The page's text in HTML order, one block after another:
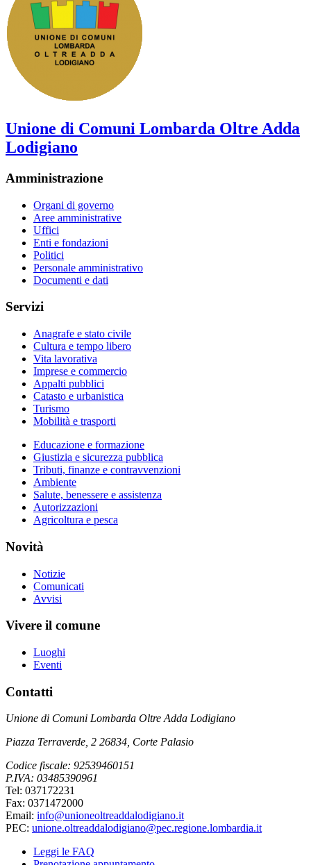
Unione di Comuni Lombarda Oltre Adda
Lodigiano
Amministrazione
Organi di governo
Aree amministrative
Uffici
Enti e fondazioni
Politici
Personale amministrativo
Documenti e dati
Servizi
Anagrafe e stato civile
Cultura e tempo libero
Vita lavorativa
Imprese e commercio
Appalti pubblici
Catasto e urbanistica
Turismo
Mobilità e trasporti
Educazione e formazione
Giustizia e sicurezza pubblica
Tributi, finanze e contravvenzioni
Ambiente
Salute, benessere e assistenza
Autorizzazioni
Agricoltura e pesca
Novità
Notizie
Comunicati
Avvisi
Vivere il comune
Luoghi
Eventi
Contatti
Unione di Comuni Lombarda Oltre Adda Lodigiano
Piazza Terraverde, 2 26834, Corte Palasio
Codice fiscale: 92539460151
P.IVA: 03485390961
Tel: 037172231
Fax: 0371472000
Email: info@unioneoltreaddalodigiano.it
PEC: unione.oltreaddalodigiano@pec.regione.lombardia.it
Leggi le FAQ